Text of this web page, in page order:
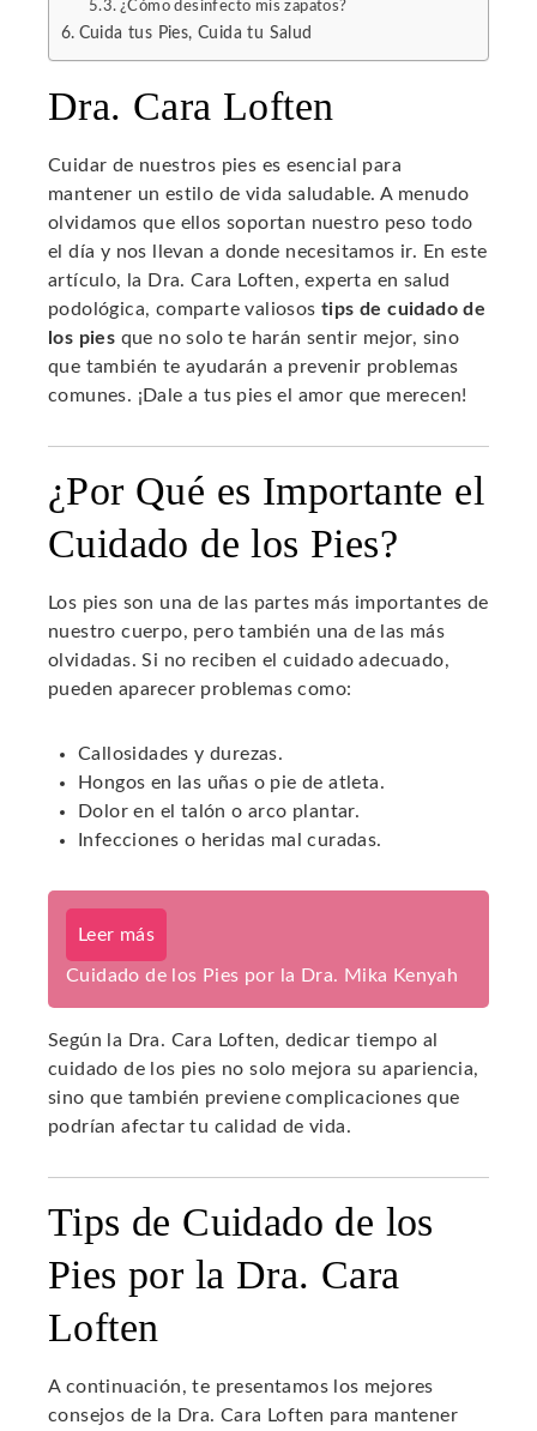
¿Cómo desinfecto mis zapatos?
Cuida tus Pies, Cuida tu Salud
Dra. Cara Loften
Cuidar de nuestros pies es esencial para
mantener un estilo de vida saludable. A menudo
olvidamos que ellos soportan nuestro peso todo
el día y nos llevan a donde necesitamos ir. En este
artículo, la Dra. Cara Loften, experta en salud
podológica, comparte valiosos tips de cuidado de
los pies que no solo te harán sentir mejor, sino
que también te ayudarán a prevenir problemas
comunes. ¡Dale a tus pies el amor que merecen!
¿Por Qué es Importante el
Cuidado de los Pies?
Los pies son una de las partes más importantes de
nuestro cuerpo, pero también una de las más
olvidadas. Si no reciben el cuidado adecuado,
pueden aparecer problemas como:
Callosidades y durezas.
Hongos en las uñas o pie de atleta.
Dolor en el talón o arco plantar.
Infecciones o heridas mal curadas.
Leer más
Cuidado de los Pies por la Dra. Mika Kenyah
Según la Dra. Cara Loften, dedicar tiempo al
cuidado de los pies no solo mejora su apariencia,
sino que también previene complicaciones que
podrían afectar tu calidad de vida.
Tips de Cuidado de los
Pies por la Dra. Cara
Loften
A continuación, te presentamos los mejores
consejos de la Dra. Cara Loften para mantener